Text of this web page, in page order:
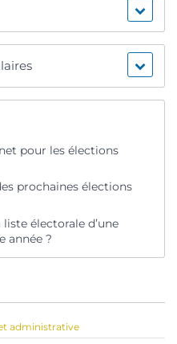
pour les élections
prochaines élections
électorale d’une
année ?
administrative